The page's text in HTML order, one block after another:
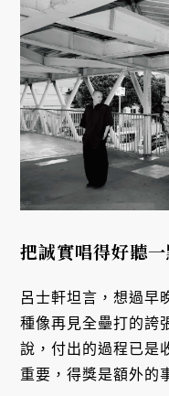
把誠實唱得好聽
呂士軒坦言，想過早
種像再見全壘打的誇
說，付出的過程已是
重要，得獎是額外的